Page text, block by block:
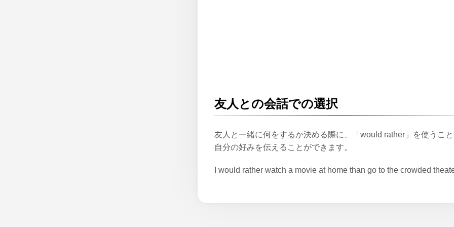
友人との会話での選択
友人と一緒に何をするか決める際に、「would rather」を使うこ
自分の好みを伝えることができます。
I would rather watch a movie at home than go to the crowded